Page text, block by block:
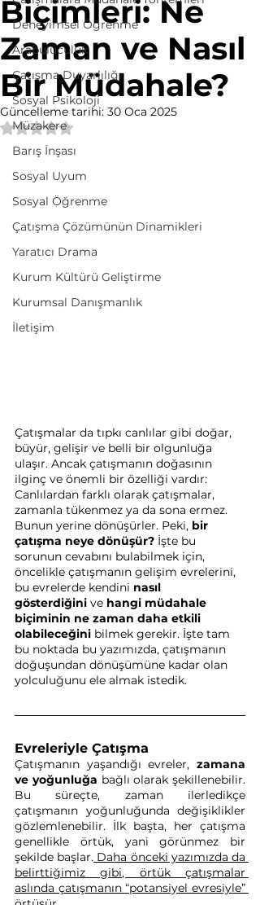
Deneyimsel Öğrenme
Arabuluculuk
Çatışma Duyarlılığı
Sosyal Psikoloji
Müzakere
Barış İnşası
Sosyal Uyum
Sosyal Öğrenme
Çatışma Çözümünün Dinamikleri
Yaratıcı Drama
Kurum Kültürü Geliştirme
Kurumsal Danışmanlık
İletişim
Biçimleri: Ne
Zaman ve Nasıl
Bir Müdahale?
Güncelleme tarihi: 30 Oca 2025
5 üzerinden NaN yıldız
Çatışmalar da tıpkı canlılar gibi doğar,
büyür, gelişir ve belli bir olgunluğa
ulaşır. Ancak çatışmanın doğasının
ilginç ve önemli bir özelliği vardır:
Canlılardan farklı olarak çatışmalar,
zamanla tükenmez ya da sona ermez.
Bunun yerine dönüşürler. Peki, bir
çatışma neye dönüşür? İşte bu
sorunun cevabını bulabilmek için,
öncelikle çatışmanın gelişim evrelerini,
bu evrelerde kendini nasıl
gösterdiğini ve hangi müdahale
biçiminin ne zaman daha etkili
olabileceğini bilmek gerekir. İşte tam
bu noktada bu yazımızda, çatışmanın
doğuşundan dönüşümüne kadar olan
yolculuğunu ele almak istedik.
Evreleriyle Çatışma
Çatışmanın yaşandığı evreler, zamana
ve yoğunluğa bağlı olarak şekillenebilir.
Bu süreçte, zaman ilerledikçe
çatışmanın yoğunluğunda değişiklikler
gözlemlenebilir. İlk başta, her çatışma
genellikle örtük, yani görünmez bir
şekilde başlar. Daha önceki yazımızda da
belirttiğimiz gibi, örtük çatışmalar
aslında çatışmanın “potansiyel evresiyle”